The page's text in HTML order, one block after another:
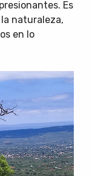
Es
naturaleza,
en lo